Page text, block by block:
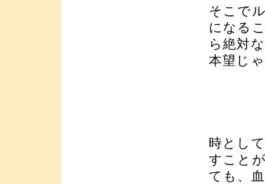
そこで
になる
ら絶対
本望じ
時とし
すこと
ても、